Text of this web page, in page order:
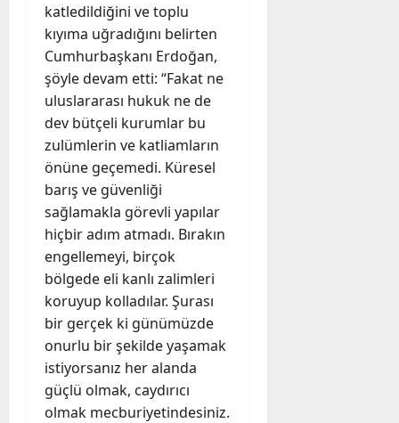
katledildiğini ve toplu
kıyıma uğradığını belirten
Cumhurbaşkanı Erdoğan,
şöyle devam etti: “Fakat ne
uluslararası hukuk ne de
dev bütçeli kurumlar bu
zulümlerin ve katliamların
önüne geçemedi. Küresel
barış ve güvenliği
sağlamakla görevli yapılar
hiçbir adım atmadı. Bırakın
engellemeyi, birçok
bölgede eli kanlı zalimleri
koruyup kolladılar. Şurası
bir gerçek ki günümüzde
onurlu bir şekilde yaşamak
istiyorsanız her alanda
güçlü olmak, caydırıcı
olmak mecburiyetindesiniz.